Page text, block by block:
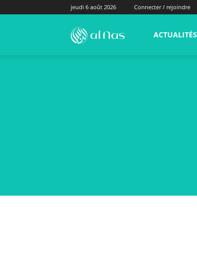
jeudi 6 août 2026 Connecter / rejoindre
alNas.fr ACTUALITÉS